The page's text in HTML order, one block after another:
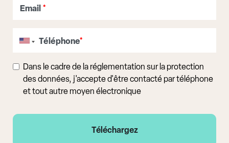
Email *
Téléphone*
Dans le cadre de la réglementation sur la protection
des données, j'accepte d'être contacté par téléphone
et tout autre moyen électronique